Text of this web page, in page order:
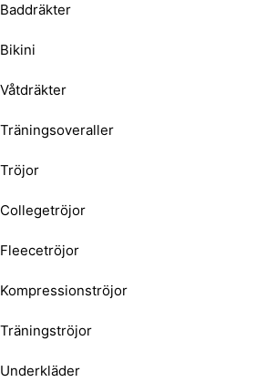
Baddräkter
Bikini
Våtdräkter
Träningsoveraller
Tröjor
Collegetröjor
Fleecetröjor
Kompressionströjor
Träningströjor
Underkläder